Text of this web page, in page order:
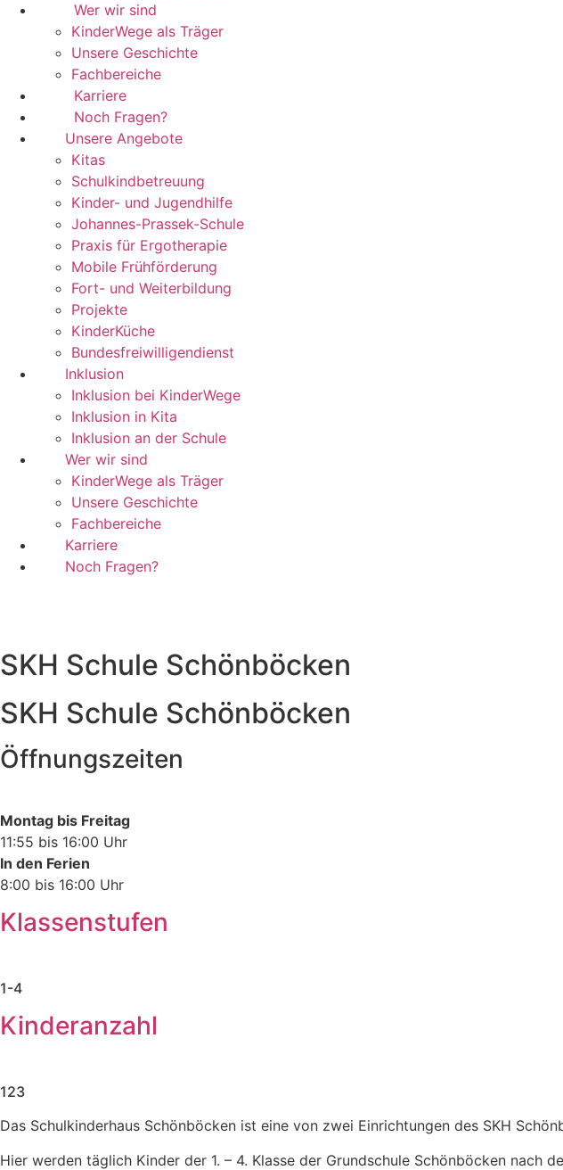
Wer wir sind
KinderWege als Träger
Unsere Geschichte
Fachbereiche
Karriere
Noch Fragen?
Unsere Angebote
Kitas
Schulkindbetreuung
Kinder- und Jugendhilfe
Johannes-Prassek-Schule
Praxis für Ergotherapie
Mobile Frühförderung
Fort- und Weiterbildung
Projekte
KinderKüche
Bundesfreiwilligendienst
Inklusion
Inklusion bei KinderWege
Inklusion in Kita
Inklusion an der Schule
Wer wir sind
KinderWege als Träger
Unsere Geschichte
Fachbereiche
Karriere
Noch Fragen?
SKH Schule Schönböcken
SKH Schule Schönböcken
Öffnungszeiten
Montag bis Freitag
11:55 bis 16:00 Uhr
In den Ferien
8:00 bis 16:00 Uhr
Klassenstufen
1-4
Kinderanzahl
123
Das Schulkinderhaus Schönböcken ist eine von zwei Einrichtungen des SKH
Hier werden täglich Kinder der 1. – 4. Klasse der Grundschule Schönböcken nach